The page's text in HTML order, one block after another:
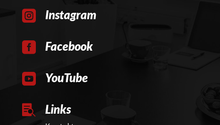
 Instagram
 Facebook
 YouTube
 Links